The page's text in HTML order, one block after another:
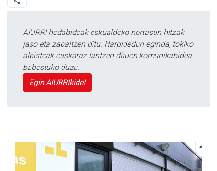
AIURRI hedabideak eskualdeko nortasun hitzak
jaso eta zabaltzen ditu. Harpidedun eginda, tokiko
albisteak euskaraz lantzen dituen komunikabidea
babestuko duzu.
Egin AIURRIkide!